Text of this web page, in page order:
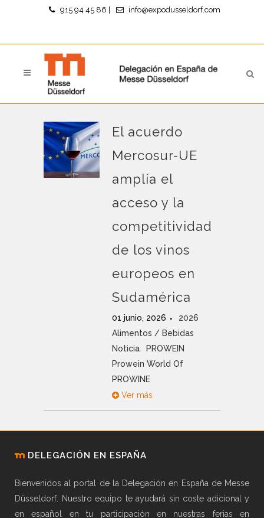
915 94 45 86 info@expodusseldorf.com
El acuerdo
Mercosur-UE
amplía el
acceso y la
competitividad
de los vinos
europeos en
Sudamérica
01 junio, 2026
2026
Alimentos / Bebidas
Noticia
PROWEIN
Prowein World Of
PROWINE
Ver más
DELEGACIÓN EN ESPAÑA
Bienvenidos al portal de la Delegación en España de Messe
Düsseldorf. Nuestro equipo te ayudará sin coste adicional y
en español en tu participación en nuestras ferias en